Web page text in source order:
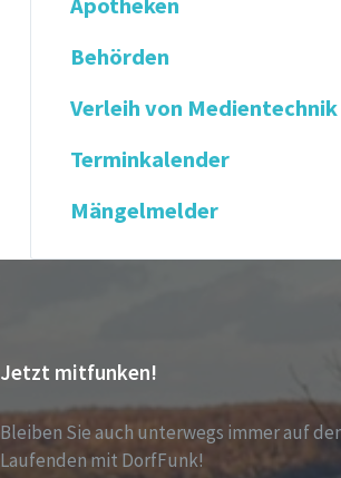
Behörden
Verleih von Medientechnik
Terminkalender
Mängelmelder
Jetzt mitfunken!
Bleiben Sie auch unterwegs immer auf
Laufenden mit DorfFunk!